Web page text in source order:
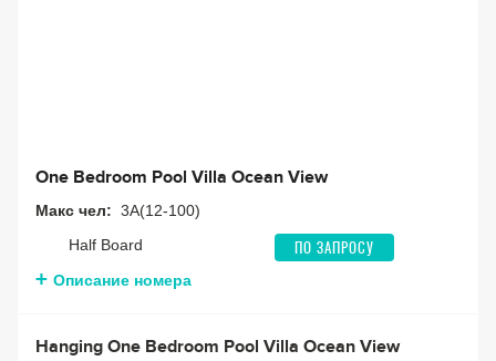
One Bedroom Pool Villa Ocean View
Макс чел: 3A(12-100)
Half Board
ПО ЗАПРОСУ
Описание номера
Hanging One Bedroom Pool Villa Ocean View